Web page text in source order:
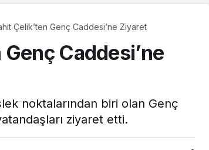
Çelik’ten Genç Caddesi’ne Ziyaret
Caddesi’ne
noktalarından biri olan Genç
ziyaret etti.